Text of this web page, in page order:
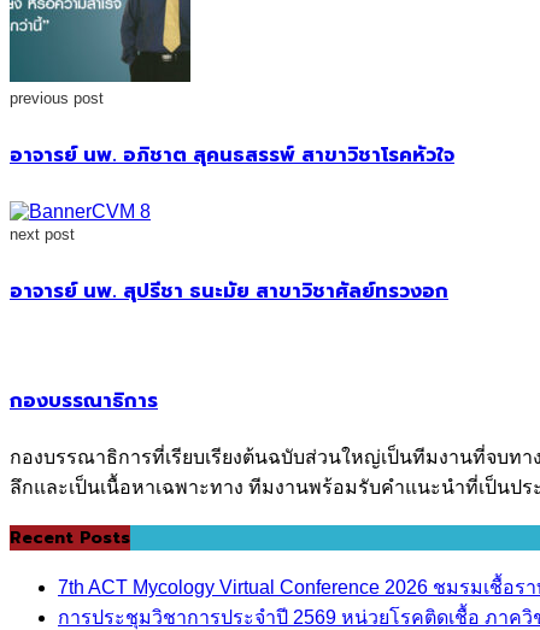
previous post
อาจารย์ นพ. อภิชาต สุคนธสรรพ์ สาขาวิชาโรคหัวใจ
next post
อาจารย์ นพ. สุปรีชา ธนะมัย สาขาวิชาศัลย์ทรวงอก
กองบรรณาธิการ
กองบรรณาธิการที่เรียบเรียงต้นฉบับส่วนใหญ่เป็นทีมงานที่จบท
ลึกและเป็นเนื้อหาเฉพาะทาง ทีมงานพร้อมรับคำแนะนำที่เป็นปร
Recent Posts
7th ACT Mycology Virtual Conference 2026 ชมรมเชื้อ
การประชุมวิชาการประจำปี 2569 หน่วยโรคติดเชื้อ ภา